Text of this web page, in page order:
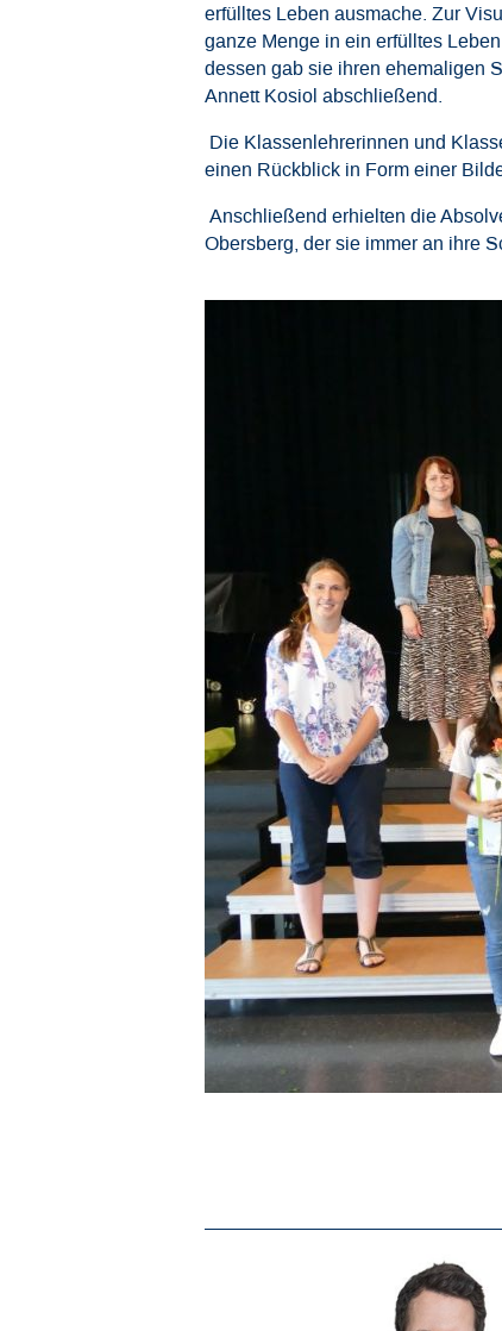
erfülltes Leben ausmache. Zur
ganze Menge in ein erfülltes
dessen gab sie ihren ehemaligen
Annett Kosiol abschließend.
Die Klassenlehrerinnen und
einen Rückblick in Form einer
Anschließend erhielten die
Obersberg, der sie immer an ihre